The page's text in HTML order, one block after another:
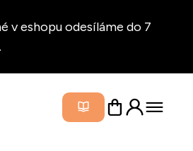
v eshopu odesíláme do 7
Zavřít